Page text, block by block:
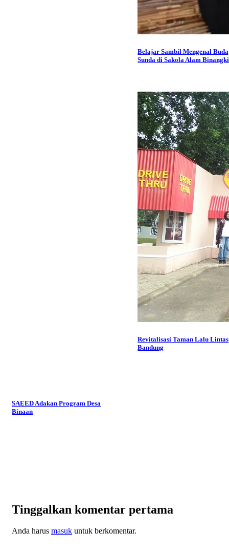
Belajar Sambil Mengenal
Sunda di Sakola Alam
SAEED Adakan Program Desa
Binaan
Revitalisasi Taman Lalu Lintas
Bandung
Tinggalkan komentar pertama
Anda harus masuk untuk berkomentar.